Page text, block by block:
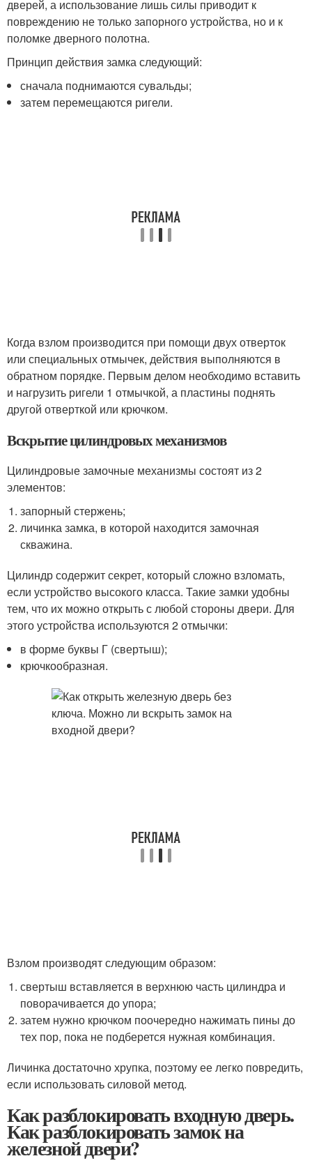
дверей, а использование лишь силы приводит к
повреждению не только запорного устройства, но и к
поломке дверного полотна.
Принцип действия замка следующий:
сначала поднимаются сувальды;
затем перемещаются ригели.
Когда взлом производится при помощи двух отверток
или специальных отмычек, действия выполняются в
обратном порядке. Первым делом необходимо вставить
и нагрузить ригели 1 отмычкой, а пластины поднять
другой отверткой или крючком.
Вскрытие цилиндровых механизмов
Цилиндровые замочные механизмы состоят из 2
элементов:
запорный стержень;
личинка замка, в которой находится замочная
скважина.
Цилиндр содержит секрет, который сложно взломать,
если устройство высокого класса. Такие замки удобны
тем, что их можно открыть с любой стороны двери. Для
этого устройства используются 2 отмычки:
в форме буквы Г (свертыш);
крючкообразная.
Взлом производят следующим образом:
свертыш вставляется в верхнюю часть цилиндра и
поворачивается до упора;
затем нужно крючком поочередно нажимать пины до
тех пор, пока не подберется нужная комбинация.
Личинка достаточно хрупка, поэтому ее легко повредить,
если использовать силовой метод.
Как разблокировать входную дверь.
Как разблокировать замок на
железной двери?